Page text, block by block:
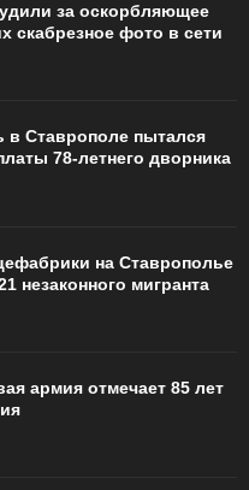
за оскорбляющее
скабрезное фото в сети
в Ставрополе пытался
78-летнего дворника
на Ставрополье
незаконного мигранта
армия отмечает 85 лет